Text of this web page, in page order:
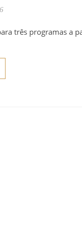
três programas a